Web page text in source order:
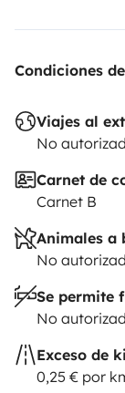
Condiciones
Viajes al
No
Carnet de
Carnet B
Animales a
No
Se permite
No
Exceso de
0,25 € por